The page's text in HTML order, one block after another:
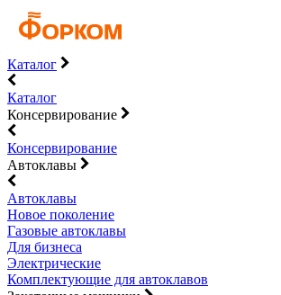
Каталог
Каталог
Консервирование
Консервирование
Автоклавы
Автоклавы
Новое поколение
Газовые автоклавы
Для бизнеса
Электрические
Комплектующие для автоклавов